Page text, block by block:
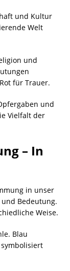
und Kultur
Welt
und
für Trauer.
und
Vielfalt der
– In
in unser
und Bedeutung.
Weise.
Blau